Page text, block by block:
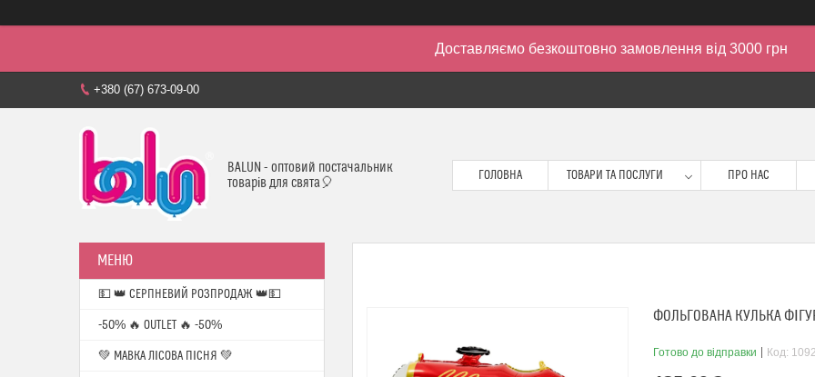
Доставляємо безкоштовно замовлення від 3000 грн
+380 (67) 673-09-00
BALUN - оптовий постачальник
товарів для свята🎈
ГОЛОВНА ТОВАРИ ТА ПОСЛУГИ ПРО НАС
ФОЛЬГОВАНА КУЛЬКА
Готово до відправки Код:
💵 👑 СЕРПНЕВИЙ РОЗПРОДАЖ 👑💵
-50% 🔥 OUTLET 🔥 -50%
💚 МАВКА ЛІСОВА ПІСНЯ 💚